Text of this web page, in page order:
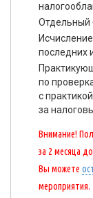
Отдельный
последних
по
с
за
Внимание!
за 2 месяца
Вы можете
мероприятия.